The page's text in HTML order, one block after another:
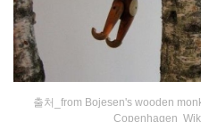
출처_from Bojesen's wooden
Copenhagen